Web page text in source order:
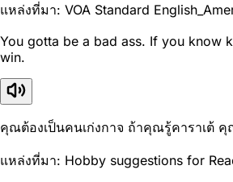
แหล่งที่มา: VOA Standard
You gotta be a bad ass. If you know
win.
คุณต้องเป็นคนเก่งกาจ ถ้าคุณรู้คาราเต้
แหล่งที่มา: Hobby suggestions for